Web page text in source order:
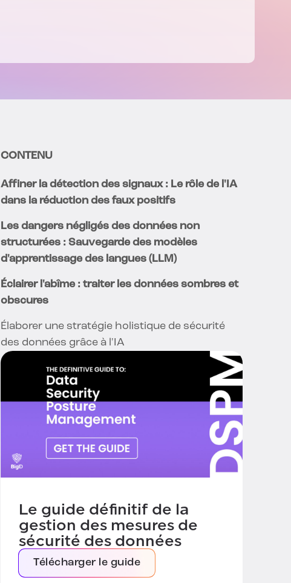
CONTENU
Affiner la détection des signaux : Le rôle de l'IA
dans la réduction des faux positifs
Les dangers négligés des données non
structurées : Sauvegarde des modèles
d'apprentissage des langues (LLM)
Éclairer l'abîme : traiter les données sombres et
obscures
Élaborer une stratégie holistique de sécurité
des données grâce à l'IA
Le guide définitif de la
gestion des mesures de
sécurité des données
Télécharger le guide